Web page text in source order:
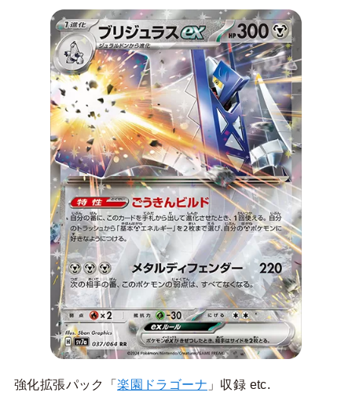
強化拡張パック「楽園ドラゴーナ 」収録 etc.